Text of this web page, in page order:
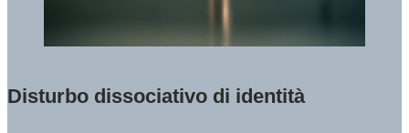
Disturbo dissociativo di identità